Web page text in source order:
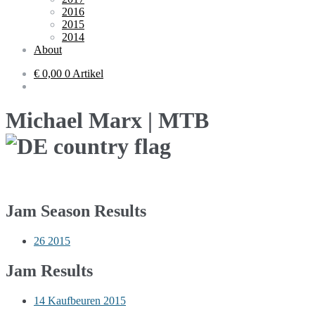
2016
2015
2014
About
€ 0,00 0 Artikel
Michael Marx | MTB
Jam Season Results
26 2015
Jam Results
14 Kaufbeuren 2015